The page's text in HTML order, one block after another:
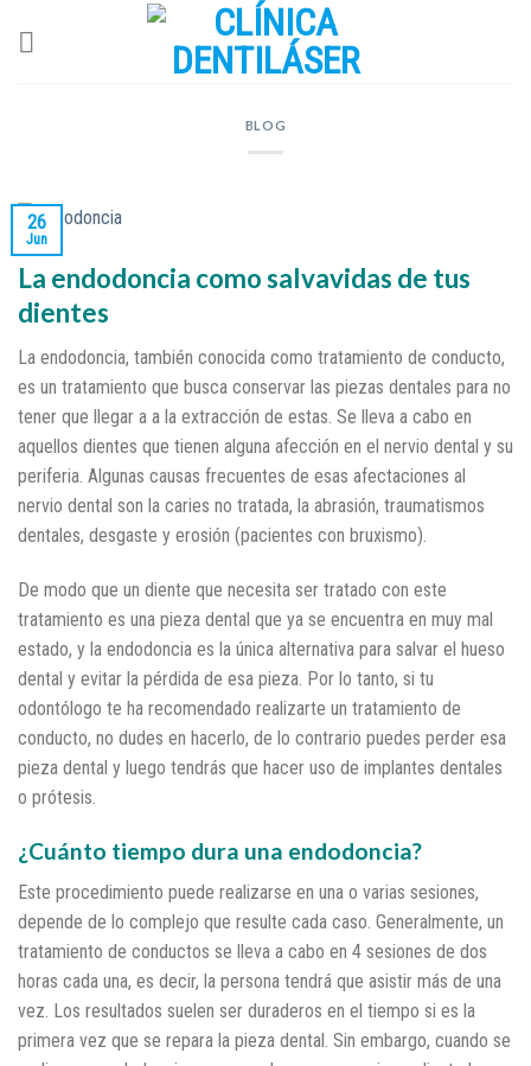
BLOG
26
Jun
La endodoncia como salvavidas de tus
dientes
La endodoncia, también conocida como tratamiento de conducto,
es un tratamiento que busca conservar las piezas dentales para no
tener que llegar a a la extracción de estas. Se lleva a cabo en
aquellos dientes que tienen alguna afección en el nervio dental y su
periferia. Algunas causas frecuentes de esas afectaciones al
nervio dental son la caries no tratada, la abrasión, traumatismos
dentales, desgaste y erosión (pacientes con bruxismo).
De modo que un diente que necesita ser tratado con este
tratamiento es una pieza dental que ya se encuentra en muy mal
estado, y la endodoncia es la única alternativa para salvar el hueso
dental y evitar la pérdida de esa pieza. Por lo tanto, si tu
odontólogo te ha recomendado realizarte un tratamiento de
conducto, no dudes en hacerlo, de lo contrario puedes perder esa
pieza dental y luego tendrás que hacer uso de implantes dentales
o prótesis.
¿Cuánto tiempo dura una endodoncia?
Este procedimiento puede realizarse en una o varias sesiones,
depende de lo complejo que resulte cada caso. Generalmente, un
tratamiento de conductos se lleva a cabo en 4 sesiones de dos
horas cada una, es decir, la persona tendrá que asistir más de una
vez. Los resultados suelen ser duraderos en el tiempo si es la
primera vez que se repara la pieza dental. Sin embargo, cuando se